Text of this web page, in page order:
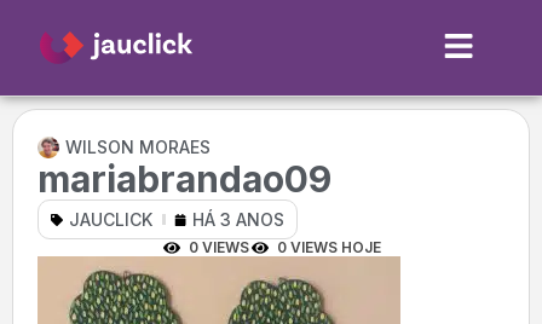
WILSON MORAES
mariabrandao09
JAUCLICK HÁ 3 ANOS
0 VIEWS 0 VIEWS HOJE